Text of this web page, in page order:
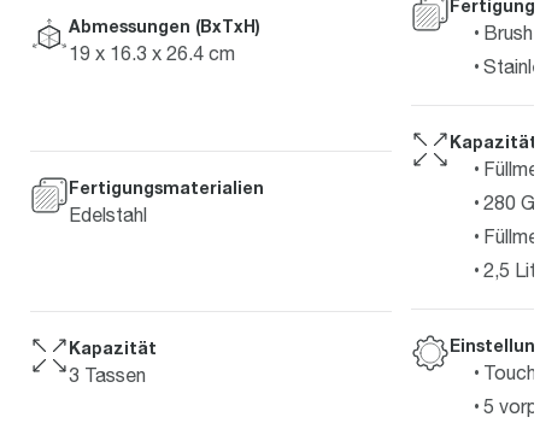
Abmessungen (BxTxH)
19 x 16.3 x 26.4 cm
Fertigungsmaterialien
Edelstahl
Kapazität
3 Tassen
Kapazität
280
2,5
5